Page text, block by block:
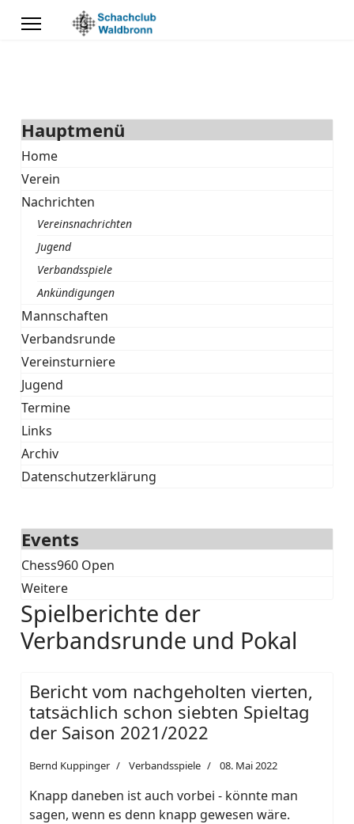
Hauptmenü
Home
Verein
Nachrichten
Vereinsnachrichten
Jugend
Verbandsspiele
Ankündigungen
Mannschaften
Verbandsrunde
Vereinsturniere
Jugend
Termine
Links
Archiv
Datenschutzerklärung
Events
Chess960 Open
Weitere
Spielberichte der
Verbandsrunde und Pokal
Bericht vom nachgeholten vierten,
tatsächlich schon siebten Spieltag
der Saison 2021/2022
Bernd Kuppinger Verbandsspiele 08. Mai 2022
Knapp daneben ist auch vorbei - könnte man
sagen, wenn es denn knapp gewesen wäre.